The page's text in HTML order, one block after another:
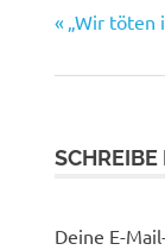
Vorheriger
„Wir
Deine E-